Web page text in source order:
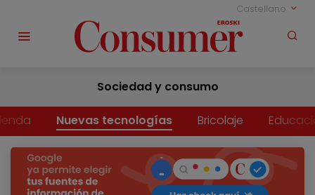
Castellano
Sociedad y consumo
Nuevas tecnologías Bricolaje